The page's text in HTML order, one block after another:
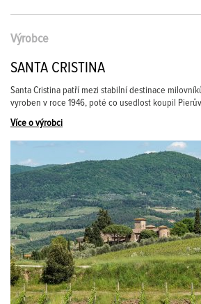
Výrobce
SANTA CRISTINA
Santa Cristina patří mezi stabilní destinace
vyroben v roce 1946, poté co usedlost koupil
Více o výrobci